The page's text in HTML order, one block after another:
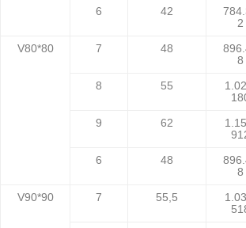
6 42
2
V80*80 7 48
8
8 55
9 62
6 48
8
V90*90 7 55,5